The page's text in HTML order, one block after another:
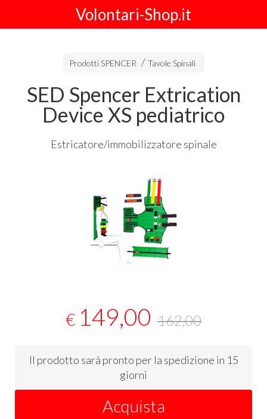
Volontari-Shop.it
Prodotti SPENCER Tavole Spinali
SED Spencer Extrication
Device XS pediatrico
Estricatore/immobilizzatore spinale
€ 149,00 162,00
Il prodotto sarà pronto per la spedizione in 15
giorni
Acquista